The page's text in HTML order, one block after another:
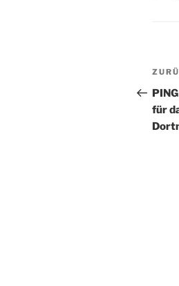
für